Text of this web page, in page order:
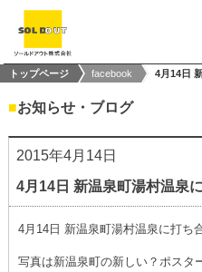
トップページ facebook 4月14日
■お知らせ・ブログ
2015年4月14日
4月14日 新温泉町湯村温泉
4月14日 新温泉町湯村温泉に打ち
写真は新温泉町の新しい？ポスタ